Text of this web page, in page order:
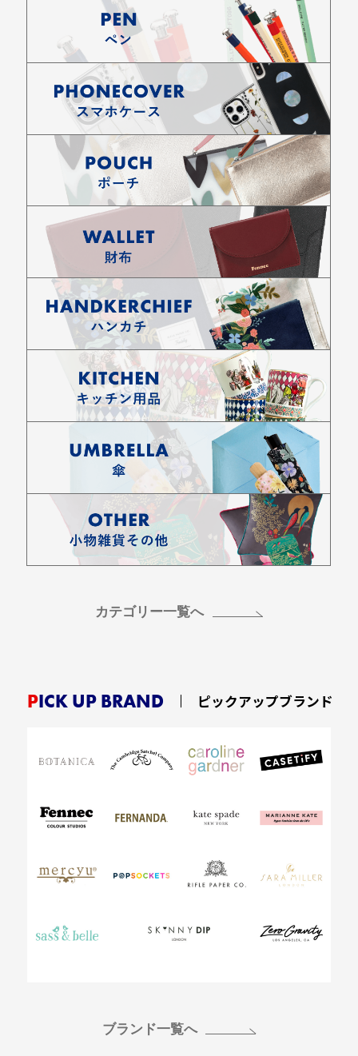
カテゴリー一覧へ
PICK UP BRAND ピックアップブランド
ブランド一覧へ